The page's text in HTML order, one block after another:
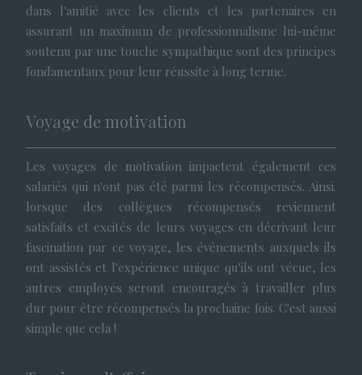
dans l'amitié avec les clients et les partenaires en
assurant un maximum de professionnalisme lui-même
soutenu par une touche sympathique sont des principes
fondamentaux pour leur réussite à long terme.
Voyage de motivation
Les voyages de motivation impactent également ces
salariés qui n'ont pas été parmi les récompensés. Ainsi.
lorsque des collègues récompensés reviennent
satisfaits et excités de leurs voyages en décrivant leur
fascination par ce voyage, les événements auxquels ils
ont assistés et l'expérience unique qu'ils ont vécue, les
autres employés seront encouragés à travailler plus
dur pour être récompensés la prochaine fois. C'est aussi
simple que cela !